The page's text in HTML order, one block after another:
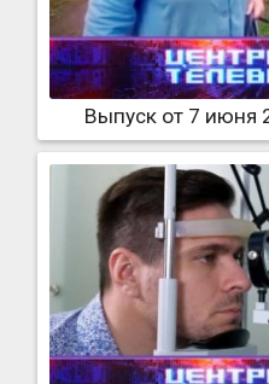
Выпуск от 7 июня